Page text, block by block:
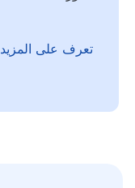
تعرف على المزيد